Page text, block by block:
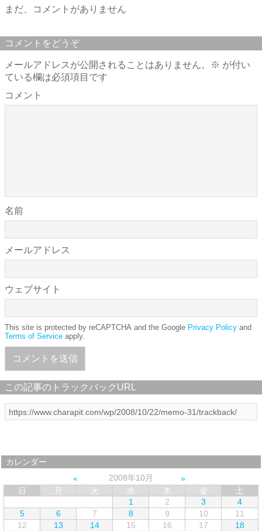
まだ、コメントがありません
コメントをどうぞ
メールアドレスが公開されることはありません。 ※ が付い
ている欄は必須項目です
コメント
名前
メールアドレス
ウェブサイト
This site is protected by reCAPTCHA and the Google Privacy Policy and
Terms of Service apply.
この記事のトラックバックURL
カレンダー
2008年10月
日
月 火 水 木 金
土
1
2 3
4
5
6 7 8 9 10
11
12
13 14 15 16 17
18